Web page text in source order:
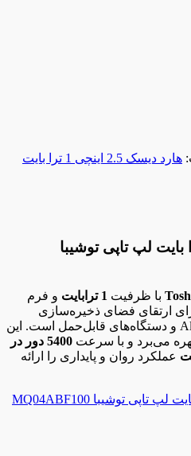
هارد دیسک 2.5 اینچی 1 ترا بایت
2.5 اینچی 1 ترا بایت لپ تاپی توشیبا
با ظرفیت 1 ترابایت
و فرم
برای ارتقای فضای ذخیره‌سازی
لپ‌تاپ‌ها، سیستم‌های All-in-One و دستگاه‌های قابل‌حمل است. این
می‌برد و با سرعت
5400 دور در
عملکرد روان و پایداری را ارائه